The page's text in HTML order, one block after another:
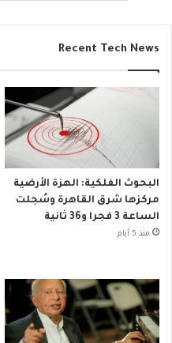
Recent Tech News
البحوث الفلكية: الهزة الأرضية
مركزها شرق القاهرة وسُجلت
الساعة 3 فجرا و36 ثانية
منذ 5 أيام